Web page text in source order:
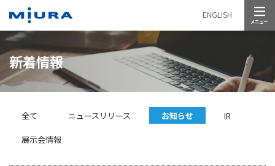
ENGLISH
新着情報
全て ニュースリリース お知らせ IR
展示会情報